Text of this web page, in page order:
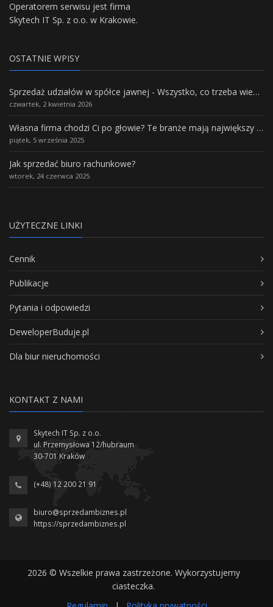
Operatorem serwisu jest firma
Skytech IT Sp. z o.o. w Krakowie.
OSTATNIE WPISY
Sprzedaż udziałów w spółce jawnej - Wszystko, co trzeba wiedzieć.
czwartek, 2 kwietnia 2026
Własna firma chodzi Ci po głowie? Te branże mają największy potencjał rozwoju
piątek, 5 września 2025
Jak sprzedać biuro rachunkowe?
wtorek, 24 czerwca 2025
UŻYTECZNE LINKI
Cennik
Publikacje
Pytania i odpowiedzi
DeweloperBuduje.pl
Dla biur nieruchomości
KONTAKT Z NAMI
Skytech IT Sp. z o.o.
ul. Przemysłowa 12/hubraum
30-701 Kraków
(+48) 12 200 21 91
biuro@sprzedambiznes.pl
https://sprzedambiznes.pl
2026 © Wszelkie prawa zastrzeżone. Wykorzystujemy
ciasteczka.